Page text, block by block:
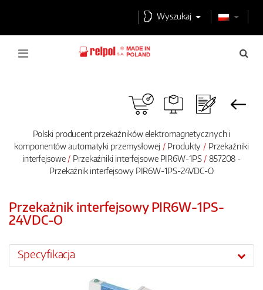
Wyszukaj
Polski producent przekaźników elektromagnetycznych i
komponentów automatyki przemysłowej
Produkty
Przekaźniki
interfejsowe
Przekaźniki interfejsowe PIR6W-1PS
857208 -
Przekażnik interfejsowy PIR6W-1PS-24VDC-O
Przekażnik interfejsowy PIR6W-1PS-
24VDC-O
Specyfikacja